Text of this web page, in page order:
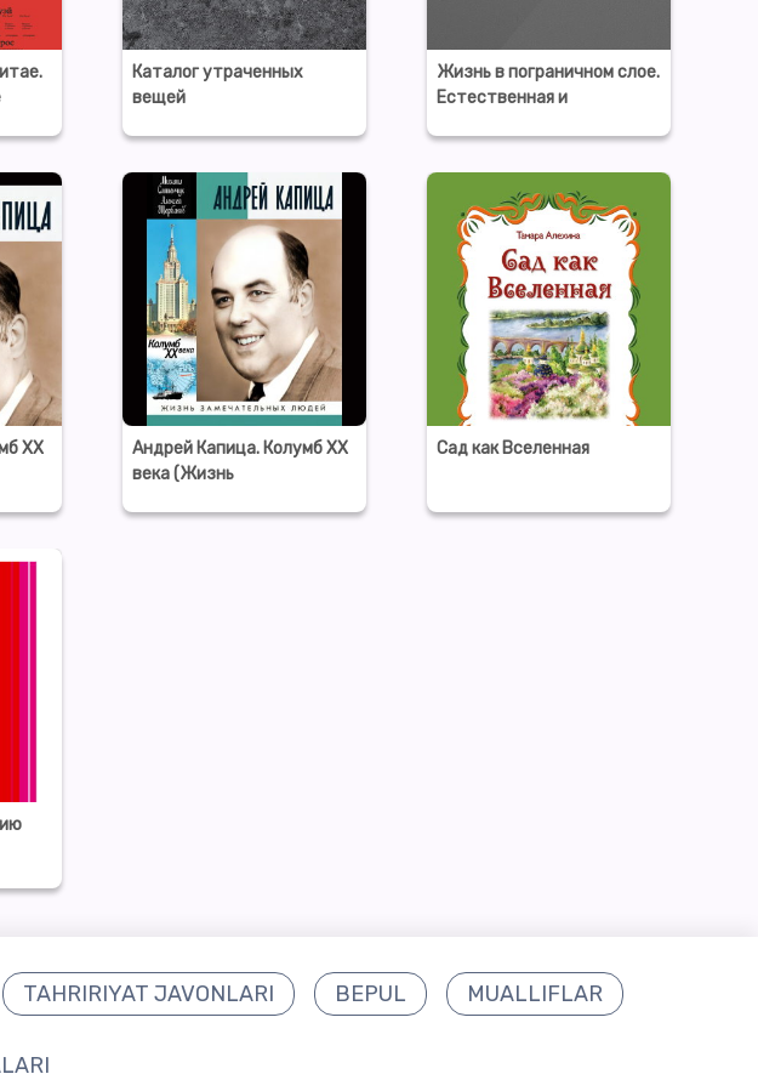
Каталог утраченных
вещей
Жизнь в пограничном слое.
Естественная и
ХХ
Андрей Капица. Колумб ХХ
века (Жизнь
Сад как Вселенная
TAHRIRIYAT JAVONLARI BEPUL MUALLIFLAR